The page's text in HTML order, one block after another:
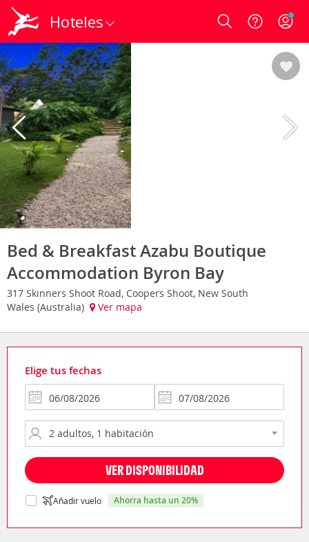
Hoteles Login
Bed & Breakfast Azabu Boutique
Accommodation Byron Bay
317 Skinners Shoot Road, Coopers Shoot, New South
Wales (Australia)
Ver mapa
Elige tus fechas
VER DISPONIBILIDAD
Añadir vuelo ahorra hasta un 20%